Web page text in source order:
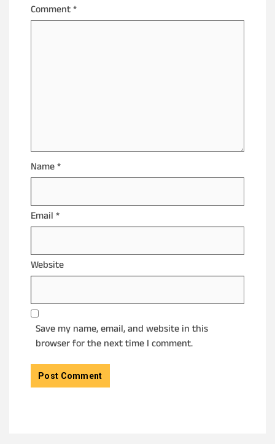
Comment*
Name*
Email *
Website
Save my name, email, and website in this
browser for the next time I comment.